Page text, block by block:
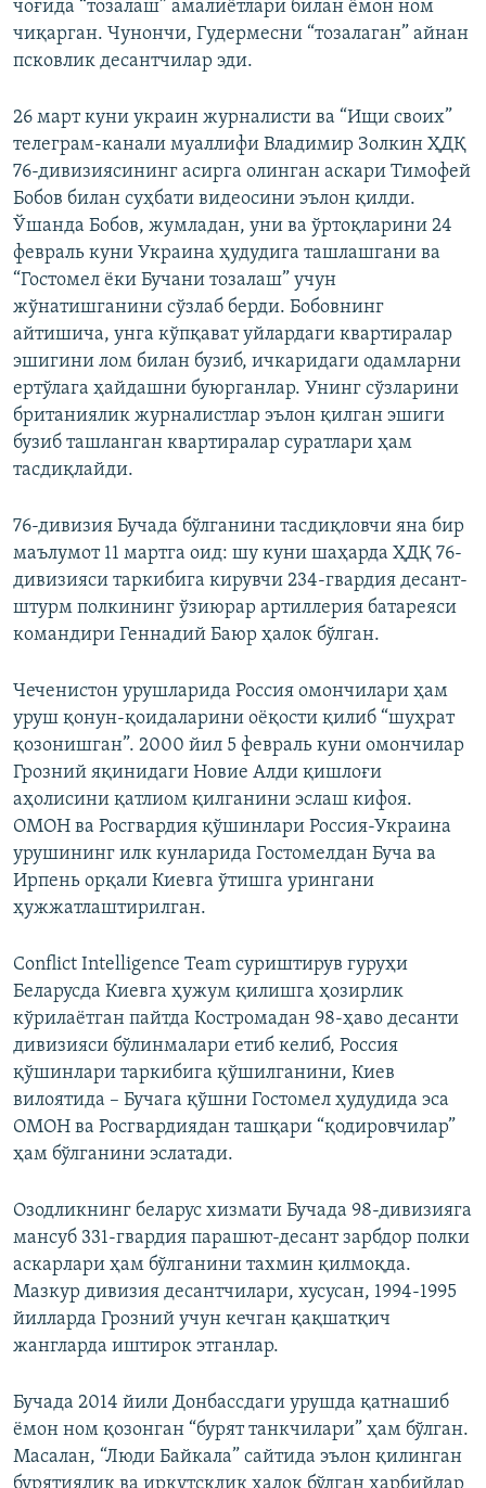
чоғида “тозалаш” амалиётлари билан ёмон ном
чиқарган. Чунончи, Гудермесни “тозалаган” айнан
псковлик десантчилар эди.
26 март куни украин журналисти ва “Ищи своих”
телеграм-канали муаллифи Владимир Золкин ҲДҚ
76-дивизиясининг асирга олинган аскари Тимофей
Бобов билан суҳбати видеосини эълон қилди.
Ўшанда Бобов, жумладан, уни ва ўртоқларини 24
февраль куни Украина ҳудудига ташлашгани ва
“Гостомел ёки Бучани тозалаш” учун
жўнатишганини сўзлаб берди. Бобовнинг
айтишича, унга кўпқават уйлардаги квартиралар
эшигини лом билан бузиб, ичкаридаги одамларни
ертўлага ҳайдашни буюрганлар. Унинг сўзларини
британиялик журналистлар эълон қилган эшиги
бузиб ташланган квартиралар суратлари ҳам
тасдиқлайди.
76-дивизия Бучада бўлганини тасдиқловчи яна бир
маълумот 11 мартга оид: шу куни шаҳарда ҲДҚ 76-
дивизияси таркибига кирувчи 234-гвардия десант-
штурм полкининг ўзиюрар артиллерия батареяси
командири Геннадий Баюр ҳалок бўлган.
Чеченистон урушларида Россия омончилари ҳам
уруш қонун-қоидаларини оёқости қилиб “шуҳрат
қозонишган”. 2000 йил 5 февраль куни омончилар
Грозний яқинидаги Новие Алди қишлоғи
аҳолисини қатлиом қилганини эслаш кифоя.
ОМОН ва Росгвардия қўшинлари Россия-Украина
урушининг илк кунларида Гостомелдан Буча ва
Ирпень орқали Киевга ўтишга урингани
ҳужжатлаштирилган.
Conflict Intelligence Team суриштирув гуруҳи
Беларусда Киевга ҳужум қилишга ҳозирлик
кўрилаётган пайтда Костромадан 98-ҳаво десанти
дивизияси бўлинмалари етиб келиб, Россия
қўшинлари таркибига қўшилганини, Киев
вилоятида – Бучага қўшни Гостомел ҳудудида эса
ОМОН ва Росгвардиядан ташқари “қодировчилар”
ҳам бўлганини эслатади.
Озодликнинг беларус хизмати Бучада 98-дивизияга
мансуб 331-гвардия парашют-десант зарбдор полки
аскарлари ҳам бўлганини тахмин қилмоқда.
Мазкур дивизия десантчилари, хусусан, 1994-1995
йилларда Грозний учун кечган қақшатқич
жангларда иштирок этганлар.
Бучада 2014 йили Донбассдаги урушда қатнашиб
ёмон ном қозонган “бурят танкчилари” ҳам бўлган.
Масалан, “Люди Байкала” сайтида эълон қилинган